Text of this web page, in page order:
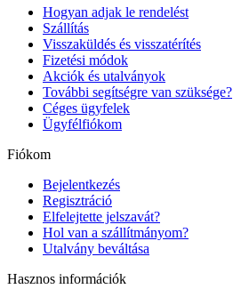
Hogyan adjak le rendelést
Szállítás
Visszaküldés és visszatérítés
Fizetési módok
Akciók és utalványok
További segítségre van szüksége?
Céges ügyfelek
Ügyfélfiókom
Fiókom
Bejelentkezés
Regisztráció
Elfelejtette jelszavát?
Hol van a szállítmányom?
Utalvány beváltása
Hasznos információk